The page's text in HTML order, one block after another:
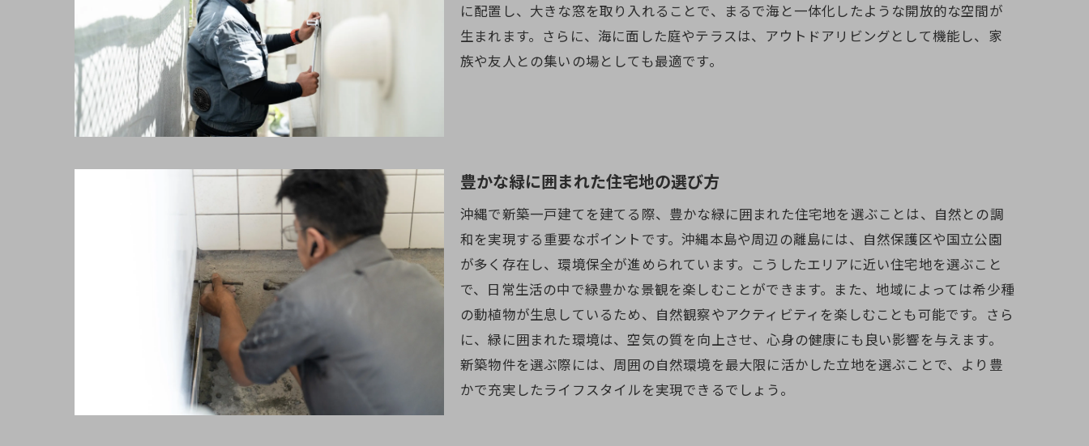
地域コミュニティとの関わりを考えた住宅づくり
観光地としての魅力と住まいの両立
法規制と土地利用に関する基本知識
沖縄の自然災害対策を考慮した建築
家族構成に合った新築住宅プランの選択
効果的な予算計画と資金調達方法
長期的なメンテナンスを考慮した素材選び
地域の特性に合わせた快適な住環境の設計
新築と自然共生の沖縄ライフスタイルの秘訣
自然を取り入れたエコ住宅の設計ポイント
沖縄の風土を最大限に活かす住まいづくり
に配置し、大きな窓を取り入れることで、まるで海と一体化したような開放的な空間が
生まれます。さらに、海に面した庭やテラスは、アウトドアリビングとして機能し、家
族や友人との集いの場としても最適です。
豊かな緑に囲まれた住宅地の選び方
沖縄で新築一戸建てを建てる際、豊かな緑に囲まれた住宅地を選ぶことは、自然との調
和を実現する重要なポイントです。沖縄本島や周辺の離島には、自然保護区や国立公園
が多く存在し、環境保全が進められています。こうしたエリアに近い住宅地を選ぶこと
で、日常生活の中で緑豊かな景観を楽しむことができます。また、地域によっては希少種
の動植物が生息しているため、自然観察やアクティビティを楽しむことも可能です。さら
に、緑に囲まれた環境は、空気の質を向上させ、心身の健康にも良い影響を与えます。
新築物件を選ぶ際には、周囲の自然環境を最大限に活かした立地を選ぶことで、より豊
かで充実したライフスタイルを実現できるでしょう。